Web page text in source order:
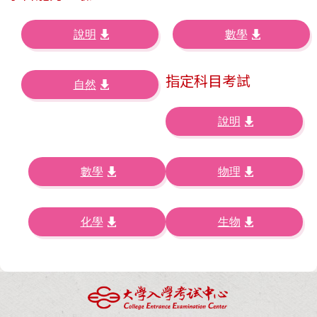
說明 數學
自然 指定科目考試
說明
數學 物理
化學 生物